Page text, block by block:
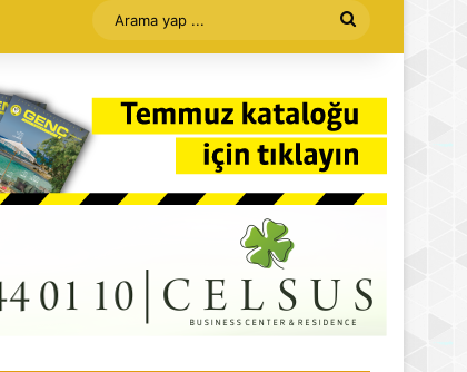
Arama
yap
...